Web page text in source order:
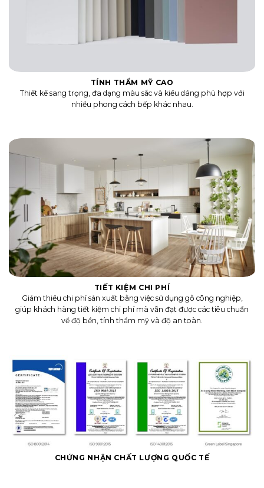
TÍNH THẨM MỸ CAO
Thiết kế sang trọng, đa dạng màu sắc và kiểu dáng phù hợp với
nhiều phong cách bếp khác nhau.
TIẾT KIỆM CHI PHÍ
Giảm thiểu chi phí sản xuất bằng việc sử dụng gỗ công nghiệp,
giúp khách hàng tiết kiệm chi phí mà vẫn đạt được các tiêu chuẩn
về độ bền, tính thẩm mỹ và độ an toàn.
CHỨNG NHẬN CHẤT LƯỢNG QUỐC TẾ